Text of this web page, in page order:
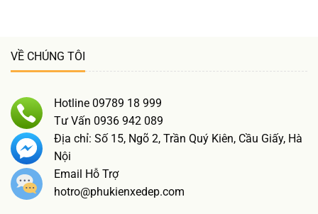
VỀ CHÚNG TÔI
Hotline 09789 18 999
Tư Vấn 0936 942 089
Địa chỉ: Số 15, Ngõ 2, Trần Quý Kiên, Cầu Giấy, Hà
Nội
Email Hỗ Trợ
hotro@phukienxedep.com